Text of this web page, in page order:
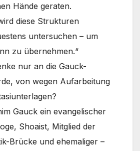
Hände geraten.
diese Strukturen
untersuchen – um
zu übernehmen.“
nur an die Gauck-
von wegen Aufarbeitung
Gauck ein evangelischer
Shoaist, Mitglied der
Brücke und ehemaliger –